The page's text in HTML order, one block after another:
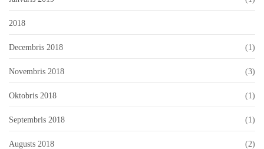
2018
Decembris 2018 (1)
Novembris 2018 (3)
Oktobris 2018 (1)
Septembris 2018 (1)
Augusts 2018 (2)